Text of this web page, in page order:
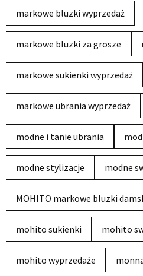
markowe bluzki wyprzedaż
markowe bluzki za grosze
markowe sukienki wyprzedaż
markowe ubrania wyprzedaż
modne i tanie ubrania
modne stylizacje modne
MOHITO markowe bluzki
mohito sukienki mohito
mohito wyprzedaże